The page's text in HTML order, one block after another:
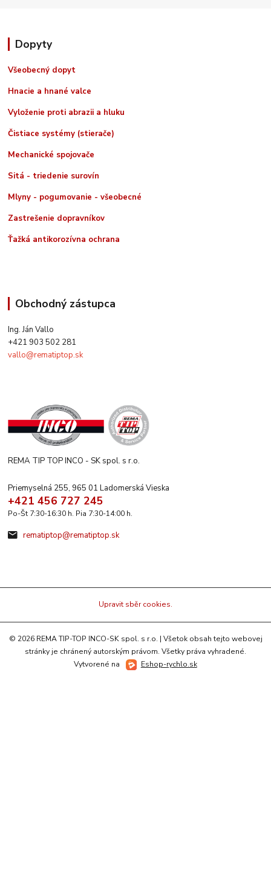
Dopyty
Všeobecný dopyt
Hnacie a hnané valce
Vyloženie proti abrazii a hluku
Čistiace systémy (stierače)
Mechanické spojovače
Sitá - triedenie surovín
Mlyny - pogumovanie - všeobecné
Zastrešenie dopravníkov
Ťažká antikorozívna ochrana
Obchodný zástupca
Ing. Ján Vallo
+421 903 502 281
vallo@rematiptop.sk
REMA TIP TOP INCO - SK spol. s r.o.
Priemyselná 255, 965 01 Ladomerská Vieska
+421 456 727 245
Po-Št 7:30-16:30 h. Pia 7:30-14:00 h.
rematiptop@rematiptop.sk
Upravit sběr cookies.
© 2026 REMA TIP-TOP INCO-SK spol. s r.o. | Všetok obsah tejto webovej
stránky je chránený autorským právom. Všetky práva vyhradené.
Vytvorené na
Eshop-rychlo.sk